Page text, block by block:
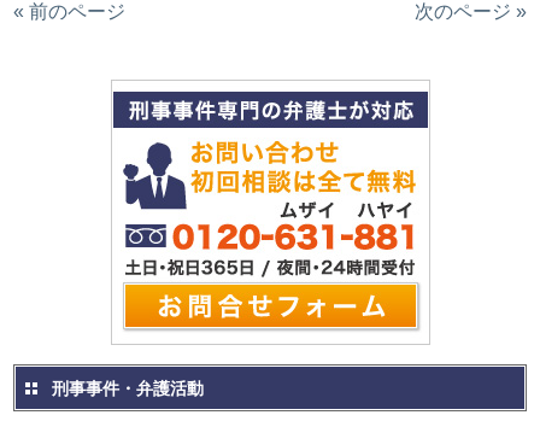
« 前のページ 次のページ »
刑事事件・弁護活動